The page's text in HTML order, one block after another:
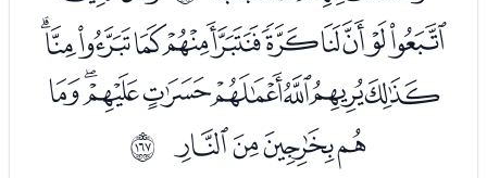
ﮮﮯﮰﮱﯓﯔﯕﯖﯗﯘﯙ
ﯚﯛﯜﯝﯞﯟﯠﯡ
ﯢﯣﯤﯥ ﲦ